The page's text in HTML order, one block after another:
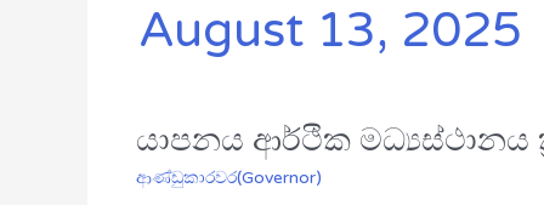
August 13, 2025
යාපනය ආර්ථික
ආණ්ඩුකාරවර(Governor)
යාපනය
මධ්‍යස්ථානය